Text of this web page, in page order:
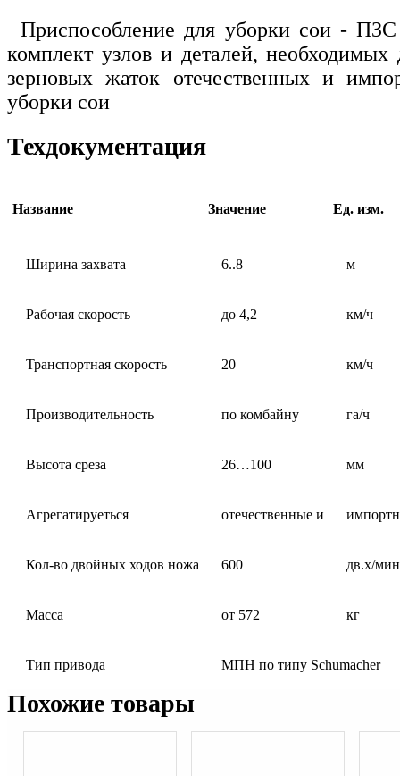
Приспособление для уборки сои - ПЗС
комплект узлов и деталей, необходимых
зерновых жаток отечественных и
уборки сои
Техдокументация
Название Значение Ед. изм.
Ширина захвата 6..8 м
Рабочая скорость до 4,2 км/ч
Транспортная скорость 20 км/ч
Производительность по комбайну га/ч
Высота среза 26…100 мм
Агрегатируеться отечественные и
Кол-во двойных ходов ножа 600 дв.х/мин
Масса от 572 кг
Тип привода МПН по типу Schumacher
Похожие товары